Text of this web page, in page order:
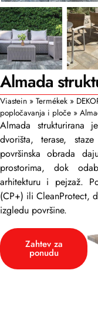
Almada
Viastein » Termékek »
popločavanja i ploče »
Almada
dvorišta, terase,
površinska obrada
prostorima, dok
arhitekturu i pejzaž.
(CP+) ili CleanProtect,
izgledu površine.
Zahtev za
ponudu